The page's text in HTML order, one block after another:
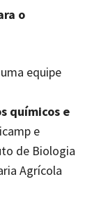
o
equipe
químicos e
e
de Biologia
Agrícola